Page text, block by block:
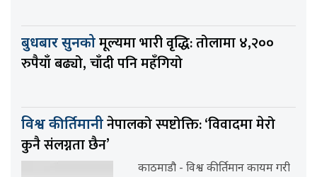
बुधबार सुनकोमूल्यमा भारी वृद्धि: तोलामा ४,२००
रुपैयाँ बढ्यो, चाँदी पनि महँगियो
विश्व कीर्तिमानीनेपालको स्पष्टोक्ति: ‘विवादमा मेरो
कुनै संलग्नता छैन’
काठमाडौ - विश्व कीर्तिमान कायम गरी